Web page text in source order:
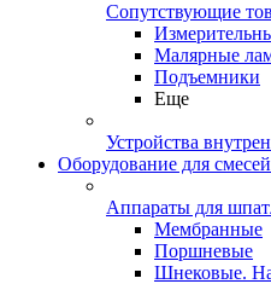
Сопутствующие
Малярные
Подъемники
Еще
Устройства
Оборудование для смесей
Аппараты для
Мембранные
Поршневые
Шнековые.